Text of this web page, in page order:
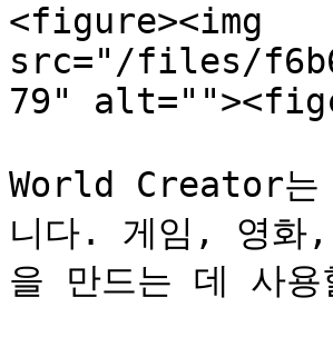
<figure><img
src="/files/
79"
World Creator는
니다. 게임, 영화,
을 만드는 데 사